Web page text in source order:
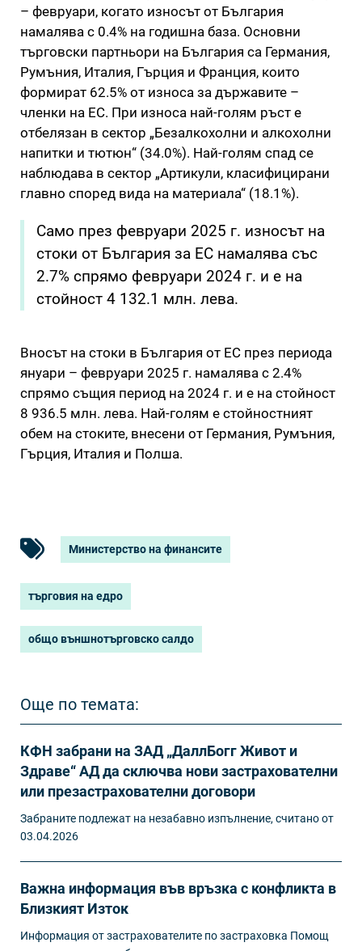
– февруари, когато износът от България
намалява с 0.4% на годишна база. Основни
търговски партньори на България са Германия,
Румъния, Италия, Гърция и Франция, които
формират 62.5% от износа за държавите –
членки на ЕС. При износа най-голям ръст е
отбелязан в сектор „Безалкохолни и алкохолни
напитки и тютюн“ (34.0%). Най-голям спад се
наблюдава в сектор „Артикули, класифицирани
главно според вида на материала“ (18.1%).
Само през февруари 2025 г. износът на
стоки от България за ЕС намалява със
2.7% спрямо февруари 2024 г. и е на
стойност 4 132.1 млн. лева.
Вносът на стоки в България от ЕС през периода
януари – февруари 2025 г. намалява с 2.4%
спрямо същия период на 2024 г. и е на стойност
8 936.5 млн. лева. Най-голям е стойностният
обем на стоките, внесени от Германия, Румъния,
Гърция, Италия и Полша.
Министерство на финансите
търговия на едро
общо външнотърговско салдо
Още по темата:
КФН забрани на ЗАД „ДаллБогг Живот и
Здраве“ АД да сключва нови застрахователни
или презастрахователни договори
Забраните подлежат на незабавно изпълнение, считано от
03.04.2026
Важна информация във връзка с конфликта в
Близкият Изток
Информация от застрахователите по застраховка Помощ